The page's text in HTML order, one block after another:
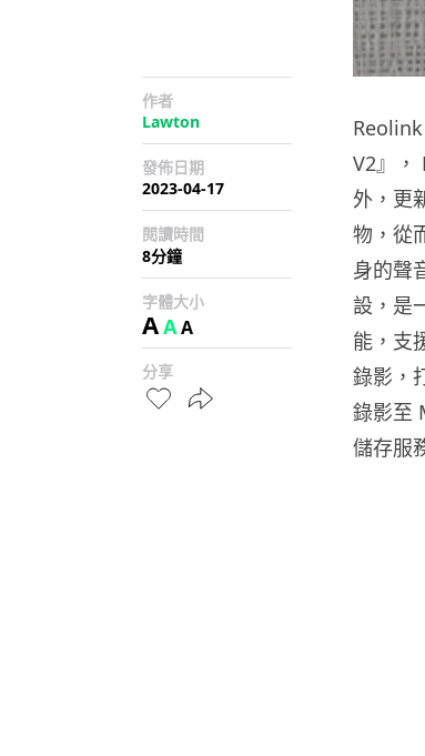
作者
Lawton
發佈日期
2023-04-17
閱讀時間
8分鐘
字體大小
AAA
分享
V2』，
外，更
物，從
身的聲
設，是
能，支
錄影，
錄影至
儲存服